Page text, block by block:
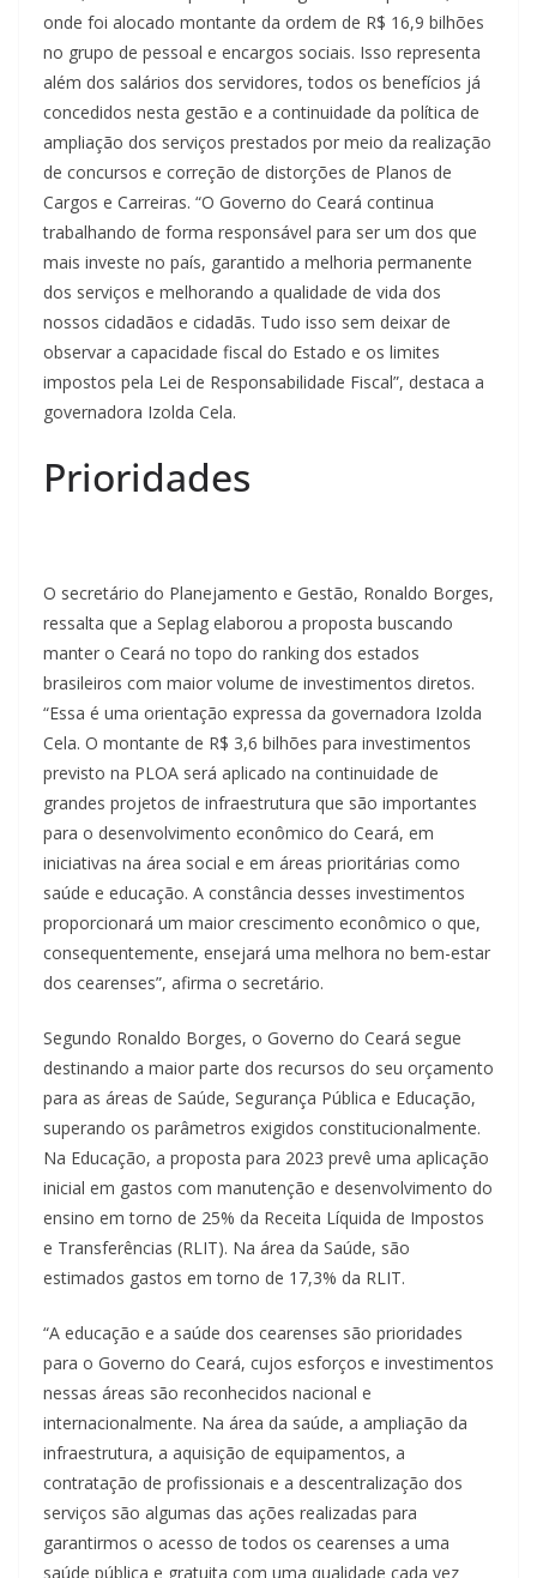
onde foi alocado montante da ordem de R$ 16,9 bilhões
no grupo de pessoal e encargos sociais. Isso representa
além dos salários dos servidores, todos os benefícios já
concedidos nesta gestão e a continuidade da política de
ampliação dos serviços prestados por meio da realização
de concursos e correção de distorções de Planos de
Cargos e Carreiras. “O Governo do Ceará continua
trabalhando de forma responsável para ser um dos que
mais investe no país, garantido a melhoria permanente
dos serviços e melhorando a qualidade de vida dos
nossos cidadãos e cidadãs. Tudo isso sem deixar de
observar a capacidade fiscal do Estado e os limites
impostos pela Lei de Responsabilidade Fiscal”, destaca a
governadora Izolda Cela.
Prioridades
O secretário do Planejamento e Gestão, Ronaldo Borges,
ressalta que a Seplag elaborou a proposta buscando
manter o Ceará no topo do ranking dos estados
brasileiros com maior volume de investimentos diretos.
“Essa é uma orientação expressa da governadora Izolda
Cela. O montante de R$ 3,6 bilhões para investimentos
previsto na PLOA será aplicado na continuidade de
grandes projetos de infraestrutura que são importantes
para o desenvolvimento econômico do Ceará, em
iniciativas na área social e em áreas prioritárias como
saúde e educação. A constância desses investimentos
proporcionará um maior crescimento econômico o que,
consequentemente, ensejará uma melhora no bem-estar
dos cearenses”, afirma o secretário.
Segundo Ronaldo Borges, o Governo do Ceará segue
destinando a maior parte dos recursos do seu orçamento
para as áreas de Saúde, Segurança Pública e Educação,
superando os parâmetros exigidos constitucionalmente.
Na Educação, a proposta para 2023 prevê uma aplicação
inicial em gastos com manutenção e desenvolvimento do
ensino em torno de 25% da Receita Líquida de Impostos
e Transferências (RLIT). Na área da Saúde, são
estimados gastos em torno de 17,3% da RLIT.
“A educação e a saúde dos cearenses são prioridades
para o Governo do Ceará, cujos esforços e investimentos
nessas áreas são reconhecidos nacional e
internacionalmente. Na área da saúde, a ampliação da
infraestrutura, a aquisição de equipamentos, a
contratação de profissionais e a descentralização dos
serviços são algumas das ações realizadas para
garantirmos o acesso de todos os cearenses a uma
saúde pública e gratuita com uma qualidade cada vez